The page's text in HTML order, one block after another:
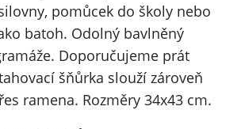
pomůcek do školy nebo
batoh. Odolný bavlněný
Doporučujeme prát
šňůrka slouží zároveň
ramena. Rozměry 34x43 cm.